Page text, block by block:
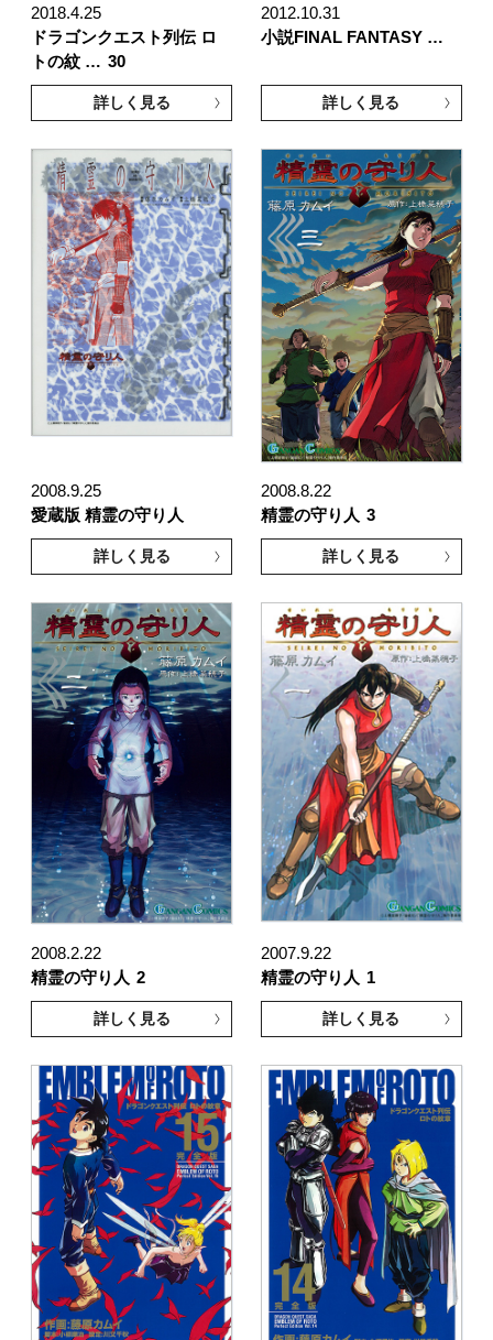
2018.4.25
ドラゴンクエスト列伝 ロ
トの紋 … 30
詳しく見る
2012.10.31
小説FINAL FANTASY …
詳しく見る
2008.9.25
愛蔵版 精霊の守り人
詳しく見る
2008.8.22
精霊の守り人 3
詳しく見る
2008.2.22
精霊の守り人 2
詳しく見る
2007.9.22
精霊の守り人 1
詳しく見る